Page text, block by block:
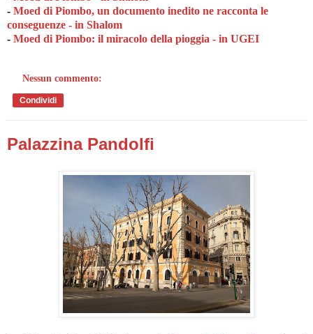
- Moed di Piombo, un documento inedito ne racconta le
conseguenze - in Shalom
- Moed di Piombo: il miracolo della pioggia - in UGEI
Nessun commento:
Condividi
Palazzina Pandolfi